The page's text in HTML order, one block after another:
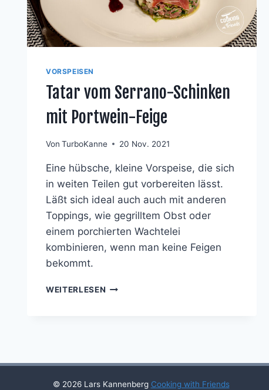
VORSPEISEN
Tatar vom Serrano-Schinken
mit Portwein-Feige
Von TurboKanne 20 Nov. 2021
Eine hübsche, kleine Vorspeise, die sich
in weiten Teilen gut vorbereiten lässt.
Läßt sich ideal auch auch mit anderen
Toppings, wie gegrilltem Obst oder
einem porchierten Wachtelei
kombinieren, wenn man keine Feigen
bekommt.
WEITERLESEN TATAR
© 2026 Lars Kannenberg Cooking with Friends